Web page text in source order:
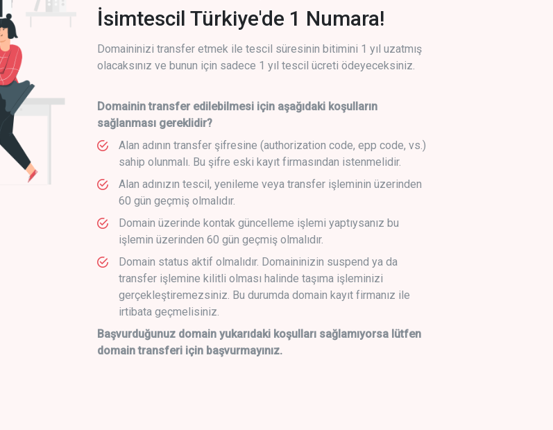
İsimtescil Türkiye'de 1 Numara!
Domaininizi transfer etmek ile tescil süresinin bitimini 1 yıl uzatmış
olacaksınız ve bunun için sadece 1 yıl tescil ücreti ödeyeceksiniz.
Domainin transfer edilebilmesi için aşağıdaki koşulların
sağlanması gereklidir?
Alan adının transfer şifresine (authorization code, epp code, vs.)
sahip olunmalı. Bu şifre eski kayıt firmasından istenmelidir.
Alan adınızın tescil, yenileme veya transfer işleminin üzerinden
60 gün geçmiş olmalıdır.
Domain üzerinde kontak güncelleme işlemi yaptıysanız bu
işlemin üzerinden 60 gün geçmiş olmalıdır.
Domain status aktif olmalıdır. Domaininizin suspend ya da
transfer işlemine kilitli olması halinde taşıma işleminizi
gerçekleştiremezsiniz. Bu durumda domain kayıt firmanız ile
irtibata geçmelisiniz.
Başvurduğunuz domain yukarıdaki koşulları sağlamıyorsa lütfen
domain transferi için başvurmayınız.